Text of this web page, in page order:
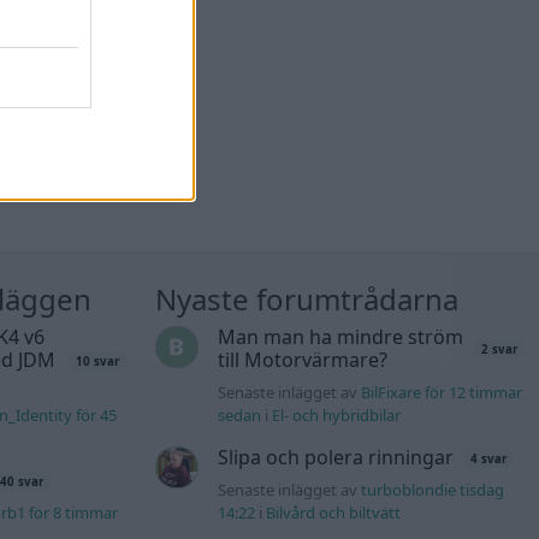
v6
JDM
10 svar
för 45
40 svar
för 8 timmar
Nyaste forumtrådarna
Man man ha mindre ström
till Motorvärmare?
2 svar
Senaste inlägget av BilFixare för 12 timmar
sedan i El- och hybridbilar
Slipa och polera rinningar 4 svar
Senaste inlägget av turboblondie tisdag
14:22i Bilvård och biltvätt